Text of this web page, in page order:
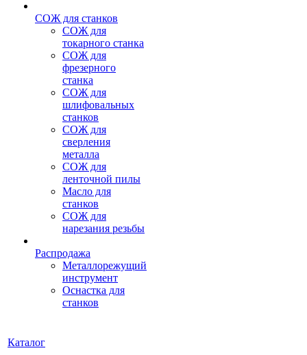
СОЖ для станков
СОЖ для
токарного станка
СОЖ для
фрезерного
станка
СОЖ для
шлифовальных
станков
СОЖ для
сверления
металла
СОЖ для
ленточной пилы
Масло для
станков
СОЖ для
нарезания резьбы
Распродажа
Металлорежущий
инструмент
Оснастка для
станков
Каталог